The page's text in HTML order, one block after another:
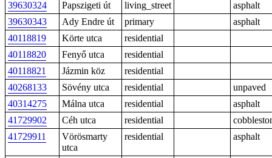
39630324 Papszigeti út living_street
asphalt
39630343
Ady Endre út primary
asphalt
40118819
Körte utca
residential
40118820
Fenyő utca
residential
40118821
Jázmin köz
residential
40268133
Sövény utca residential
unpaved
40314275
Málna utca residential
asphalt
41729902
Céh utca residential
41729911
Vörösmarty
utca
residential asphalt